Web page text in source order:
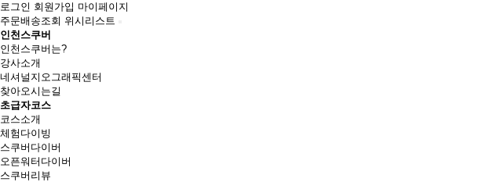
로그인 회원가입 마이페이지
주문배송조회 위시리스트
인천스쿠버
인천스쿠버는?
강사소개
네셔널지오그래픽센터
찾아오시는길
초급자코스
코스소개
체험다이빙
스쿠버다이버
오픈워터다이버
스쿠버리뷰